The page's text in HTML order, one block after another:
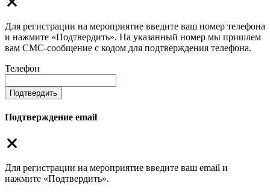
Для регистрации на мероприятие введите ваш номер телефона
и нажмите «Подтвердить». На указанный номер мы пришлем
вам СМС-сообщение с кодом для подтверждения телефона.
Телефон
Подтвердить
Подтверждение email
Для регистрации на мероприятие введите ваш email и
нажмите «Подтвердить».